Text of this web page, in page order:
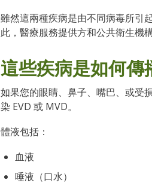
雖然這兩種疾病是由不同病毒所引
此，醫療服務提供方和公共衛生機
這些疾病是如何傳
如果您的眼睛、鼻子、嘴巴、或受
染 EVD 或 MVD。
體液包括：
血液
唾液（口水）